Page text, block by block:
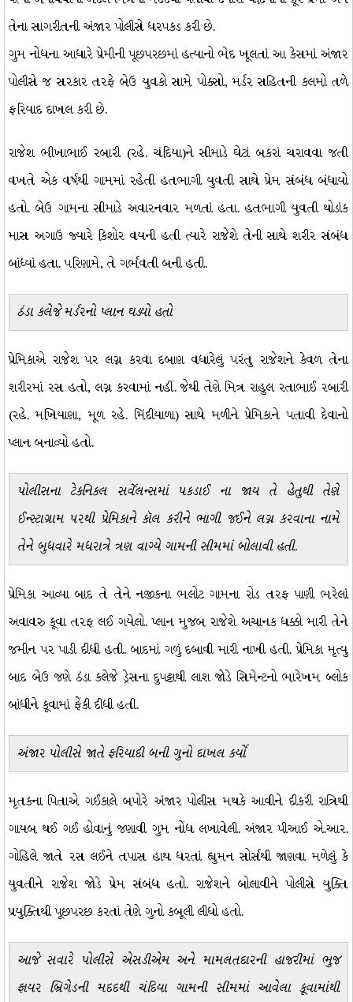
તેના સાગરીતની અંજાર પોલીસે ધરપકડ કરી છે.
ગુમ નોંધના આધારે પ્રેમીની પૂછપરછમાં હત્યાનો ભેદ ખૂલતાં આ કેસમાં અંજાર
પોલીસે જ સરકાર તરફે બેઉ યુવકો સામે પોક્સો, મર્ડર સહિતની કલમો તળે
ફરિયાદ દાખલ કરી છે.
રાજેશ ભીખાભાઈ રબારી (રહે. ચંદિયા)ને સીમાડે ઘેટાં બકરાં ચરાવવા જતી
વખતે એક વર્ષથી ગામમાં રહેતી હતભાગી યુવતી સાથે પ્રેમ સંબંધ બંધાયો
હતો. બેઉ ગામના સીમાડે અવારનવાર મળતાં હતા. હતભાગી યુવતી થોડાંક
માસ અગાઉ જ્યારે કિશોર વયની હતી ત્યારે રાજેશે તેની સાથે શરીર સંબંધ
બાંધ્યાં હતા. પરિણામે, તે ગર્ભવતી બની હતી.
ઠંડા કલેજે મર્ડરનો પ્લાન ઘડ્યો હતો
પ્રેમિકાએ રાજેશ પર લગ્ન કરવા દબાણ વધારેલું પરંતુ રાજેશને કેવળ તેના
શરીરમાં રસ હતો, લગ્ન કરવામાં નહીં. જેથી તેણે મિત્ર રાહુલ રતાભાઈ રબારી
(રહે. મખિયાણા, મૂળ રહે. મિંદીયાળા) સાથે મળીને પ્રેમિકાને પતાવી દેવાનો
પ્લાન બનાવ્યો હતો.
પોલીસના ટેકનિકલ સર્વેલન્સમાં પકડાઈ ના જાય તે હેતુથી તેણે
ઈન્સ્ટાગ્રામ પરથી પ્રેમિકાને કૉલ કરીને ભાગી જઈને લગ્ન કરવાના નામે
તેને બુધવારે મધરાત્રે ત્રણ વાગ્યે ગામની સીમમાં બોલાવી હતી.
પ્રેમિકા આવ્યા બાદ તે તેને નજીકના ભલોટ ગામના રોડ તરફ પાણી ભરેલાં
અવાવરુ કૂવા તરફ લઈ ગયેલો. પ્લાન મુજબ રાજેશે અચાનક ધક્કો મારી તેને
જમીન પર પાડી દીધી હતી. બાદમાં ગળું દબાવી મારી નાખી હતી. પ્રેમિકા મૃત્યુ
બાદ બેઉ જણે ઠંડા કલેજે ડ્રેસના દુપટ્ટાથી લાશ જોડે સિમેન્ટનો ભારેખમ બ્લોક
બાંધીને કૂવામાં ફેંકી દીધી હતી.
અંજાર પોલીસે જાતે ફરિયાદી બની ગુનો દાખલ કર્યો
મૃતકના પિતાએ ગઈકાલે બપોરે અંજાર પોલીસ મથકે આવીને દીકરી રાત્રિથી
ગાયબ થઈ ગઈ હોવાનું જણાવી ગુમ નોંધ લખાવેલી. અંજાર પીઆઈ એ.આર.
ગોહિલે જાતે રસ લઈને તપાસ હાથ ધરતાં હ્યુમન સોર્સથી જાણવા મળેલું કે
યુવતીને રાજેશ જોડે પ્રેમ સંબંધ હતો. રાજેશને બોલાવીને પોલીસે યુક્તિ
પ્રયુક્તિથી પૂછપરછ કરતાં તેણે ગુનો કબૂલી લીધો હતો.
આજે સવારે પોલીસે એસડીએમ અને મામલતદારની હાજરીમાં ભુજ
ફાયર બ્રિગેડની મદદથી ચંદિયા ગામની સીમમાં આવેલા કૂવામાંથી